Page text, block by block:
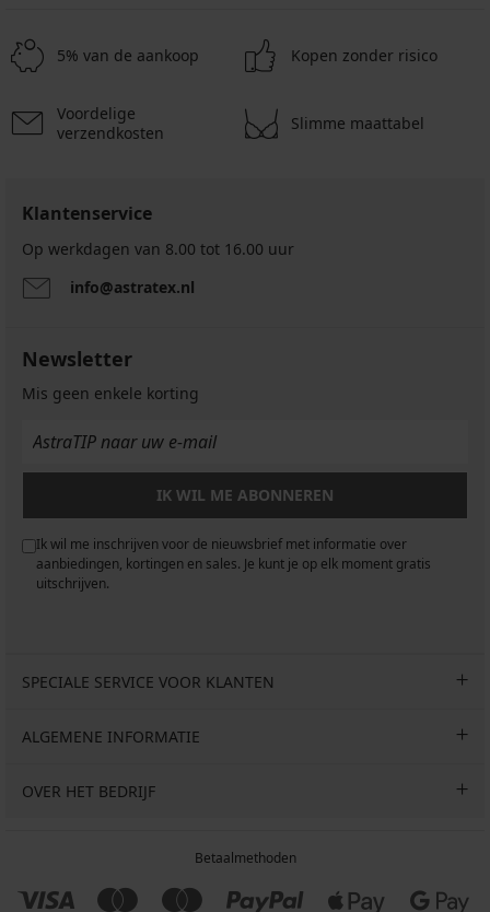
5% van de aankoop Kopen zonder risico
Voordelige
verzendkosten
Slimme maattabel
Klantenservice
Op werkdagen van 8.00 tot 16.00 uur
info@astratex.nl
Newsletter
Mis geen enkele korting
IK WIL ME ABONNEREN
Ik wil me inschrijven voor de nieuwsbrief met informatie over
aanbiedingen, kortingen en sales. Je kunt je op elk moment gratis
uitschrijven.
SPECIALE SERVICE VOOR KLANTEN
ALGEMENE INFORMATIE
OVER HET BEDRIJF
Betaalmethoden